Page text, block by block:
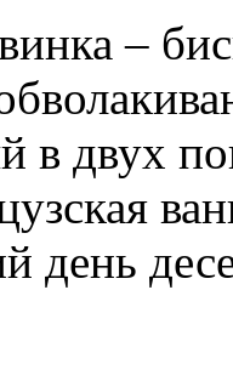
–
в двух
день